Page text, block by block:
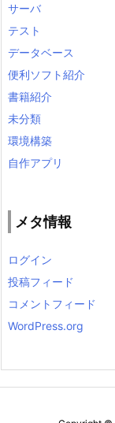
サーバ
テスト
データベース
便利ソフト紹介
書籍紹介
未分類
環境構築
自作アプリ
メタ情報
ログイン
投稿フィード
コメントフィード
WordPress.org